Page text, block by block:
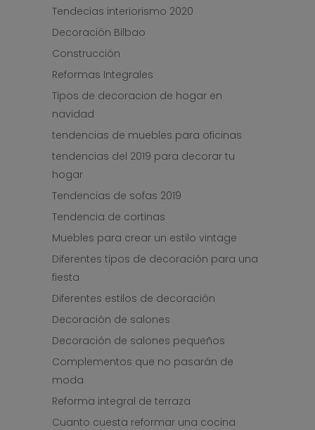
Tendecias interiorismo 2020
Decoración Bilbao
Construcción
Reformas Integrales
Tipos de decoracion de hogar en
navidad
tendencias de muebles para oficinas
tendencias del 2019 para decorar tu
hogar
Tendencias de sofas 2019
Tendencia de cortinas
Muebles para crear un estilo vintage
Diferentes tipos de decoración para una
fiesta
Diferentes estilos de decoración
Decoración de salones
Decoración de salones pequeños
Complementos que no pasarán de
moda
Reforma integral de terraza
Cuanto cuesta reformar una cocina